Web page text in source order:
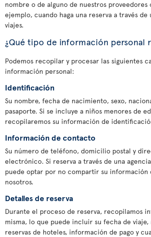
nombre o de alguno de nuestros proveedores
ejemplo, cuando haga una reserva a través de
viajes.
¿Qué tipo de información personal
Podemos recopilar y procesar las siguientes
información personal:
Identificación
Su nombre, fecha de nacimiento, sexo,
pasaporte. Si se incluye a niños menores de
recopilaremos su información de
Información de contacto
Su número de teléfono, domicilio postal y
electrónico. Si reserva a través de una
puede optar por no compartir su información
nosotros.
Detalles de reserva
Durante el proceso de reserva, recopilamos
misma, lo que puede incluir su fecha de viaje,
reservas de hoteles, información de pago y